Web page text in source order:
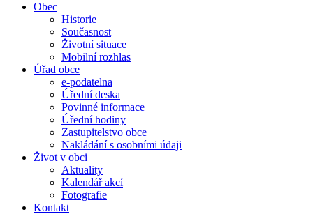
Obec
Historie
Současnost
Životní situace
Mobilní rozhlas
Úřad obce
e-podatelna
Úřední deska
Povinné informace
Úřední hodiny
Zastupitelstvo obce
Nakládání s osobními údaji
Život v obci
Aktuality
Kalendář akcí
Fotografie
Kontakt